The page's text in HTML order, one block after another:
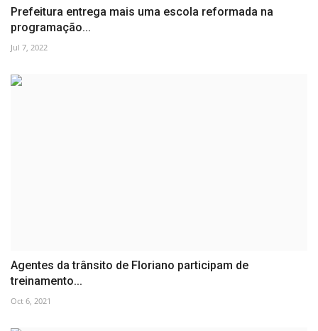
Prefeitura entrega mais uma escola reformada na
programação...
Jul 7, 2022
Agentes da trânsito de Floriano participam de
treinamento...
Oct 6, 2021